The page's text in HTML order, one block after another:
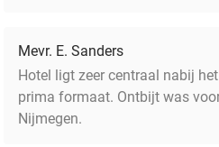
Mevr. E. Sanders
Hotel ligt zeer centraal nabij
prima formaat. Ontbijt was
Nijmegen.